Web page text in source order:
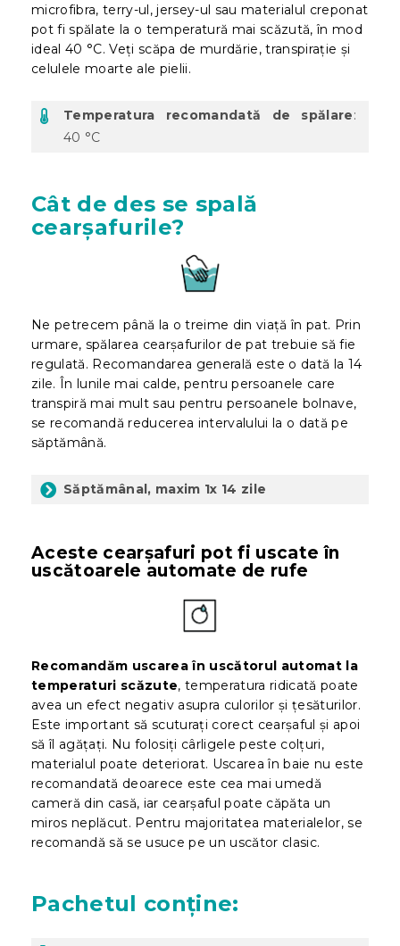
microfibra, terry-ul, jersey-ul sau materialul creponat
pot fi spălate la o temperatură mai scăzută, în mod
ideal 40 °C. Veți scăpa de murdărie, transpirație și
celulele moarte ale pielii.
Temperatura recomandată de spălare:
40 °C
Cât de des se spală
cearșafurile?
Ne petrecem până la o treime din viață în pat. Prin
urmare, spălarea cearșafurilor de pat trebuie să fie
regulată. Recomandarea generală este o dată la 14
zile. În lunile mai calde, pentru persoanele care
transpiră mai mult sau pentru persoanele bolnave,
se recomandă reducerea intervalului la o dată pe
săptămână.
Săptămânal, maxim 1x 14 zile
Aceste cearșafuri pot fi uscate în
uscătoarele automate de rufe
Recomandăm uscarea în uscătorul automat la
temperaturi scăzute, temperatura ridicată poate
avea un efect negativ asupra culorilor și țesăturilor.
Este important să scuturați corect cearșaful și apoi
să îl agățați. Nu folosiți cârligele peste colțuri,
materialul poate deteriorat. Uscarea în baie nu este
recomandată deoarece este cea mai umedă
cameră din casă, iar cearșaful poate căpăta un
miros neplăcut. Pentru majoritatea materialelor, se
recomandă să se usuce pe un uscător clasic.
Pachetul conține: